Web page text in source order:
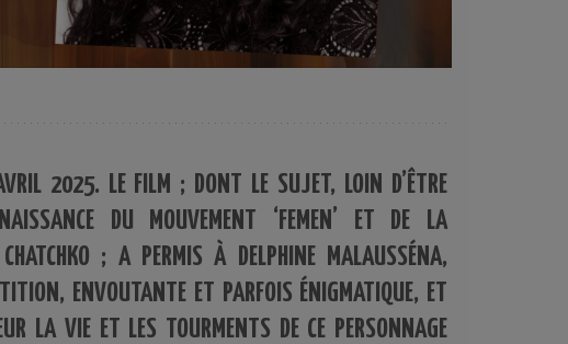
2025. LE FILM ; DONT LE SUJET, LOIN D’ÊTRE
DU MOUVEMENT ‘FEMEN’ ET DE LA
CHATCHKO ; A PERMIS À DELPHINE MALAUSSÉNA,
ENVOUTANTE ET PARFOIS ÉNIGMATIQUE, ET
LA VIE ET LES TOURMENTS DE CE PERSONNAGE